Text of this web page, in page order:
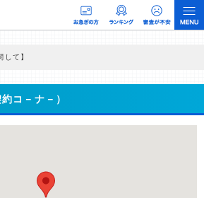
して】
なく、当編集部の調査／ユーザーへの口コミ収集な
情報提供を行っています。
コ－ナ－）